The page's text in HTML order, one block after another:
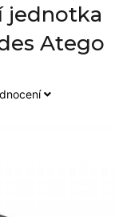
jednotka
Atego